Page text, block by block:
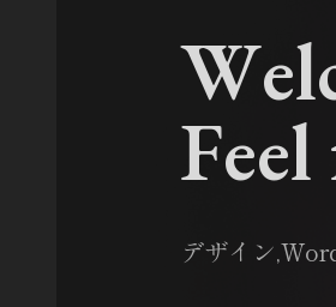
Wel
Feel
デザイン